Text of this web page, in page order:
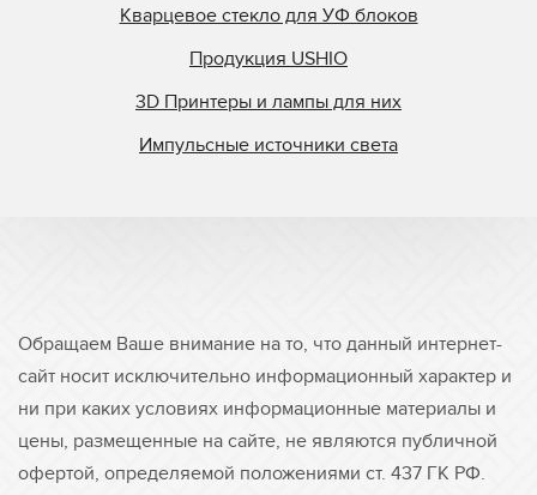
Кварцевое стекло для УФ блоков
Продукция USHIO
3D Принтеры и лампы для них
Импульсные источники света
Обращаем Ваше внимание на то, что данный интернет-
сайт носит исключительно информационный характер и
ни при каких условиях информационные материалы и
цены, размещенные на сайте, не являются публичной
офертой, определяемой положениями ст. 437 ГК РФ.